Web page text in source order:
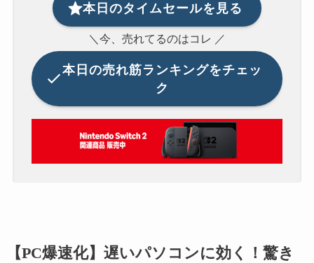
本日のタイムセールを見る
＼今、売れてるのはコレ ／
本日の売れ筋ランキングをチェッ
ク
【PC爆速化】遅いパソコンに効く！驚き